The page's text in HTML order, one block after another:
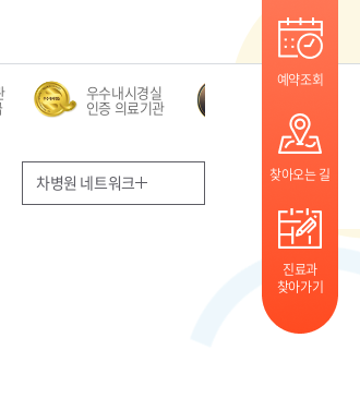
예약조회
찾아오는 길
진료과
찾아가기
우수내시경실
인증 의료기관
만성 폐쇄성 폐질환
차병원 네트워크